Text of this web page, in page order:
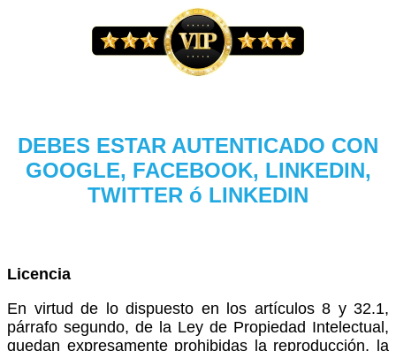
DEBES ESTAR AUTENTICADO CON
GOOGLE, FACEBOOK, LINKEDIN,
TWITTER ó LINKEDIN
Licencia
En virtud de lo dispuesto en los artículos 8 y 32.1,
párrafo segundo, de la Ley de Propiedad Intelectual,
quedan expresamente prohibidas la reproducción, la